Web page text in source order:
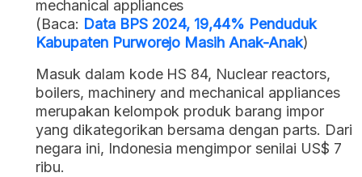
mechanical appliances
(Baca: Data BPS 2024, 19,44% Penduduk
Kabupaten Purworejo Masih Anak-Anak)
Masuk dalam kode HS 84, Nuclear reactors,
boilers, machinery and mechanical appliances
merupakan kelompok produk barang impor
yang dikategorikan bersama dengan parts. Dari
negara ini, Indonesia mengimpor senilai US$ 7
ribu.